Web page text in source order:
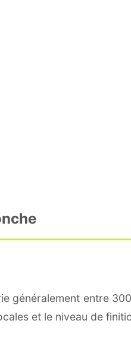
généralement entre
et le niveau de